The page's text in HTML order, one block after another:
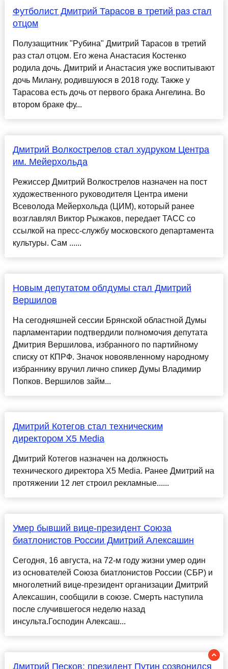
Футболист Дмитрий Тарасов в третий раз стал
отцом
Полузащитник "Рубина" Дмитрий Тарасов в третий
раз стал отцом. Его жена Анастасия Костенко
родила дочь. Дмитрий и Анастасия уже воспитывают
дочь Милану, родившуюся в 2018 году. Также у
Тарасова есть дочь от первого брака Ангелина. Во
втором браке фу...
Дмитрий Волкострелов стал худруком Центра
им. Мейерхольда
Режиссер Дмитрий Волкострелов назначен на пост
художественного руководителя Центра имени
Всеволода Мейерхольда (ЦИМ), который ранее
возглавлял Виктор Рыжаков, передает ТАСС со
ссылкой на пресс-службу московского департамента
культуры. Сам ......
Новым депутатом облдумы стал Дмитрий
Вершилов
На сегодняшней сессии Брянской областной Думы
парламентарии подтвердили полномочия депутата
Дмитрия Вершилова, избранного по партийному
списку от КПРФ. Значок новоявленному народному
избраннику вручил лично спикер Думы Владимир
Попков. Вершилов займ...
Дмитрий Котегов стал техническим
директором X5 Media
Дмитрий Котегов назначен на должность
технического директора X5 Media. Ранее Дмитрий на
протяжении 12 лет строил рекламные......
Умер бывший вице-президент Союза
биатлонистов России Дмитрий Алексашин
Сегодня, 16 августа, на 72-м году жизни умер один
из основателей Союза биатлонистов России (СБР) и
многолетний вице-президент организации Дмитрий
Алексашин, сообщили в союзе. Смерть наступила
после случившегося неделю назад
инсульта.Господин Алексаш...
Дмитрий Песков: президент Путин созвонился